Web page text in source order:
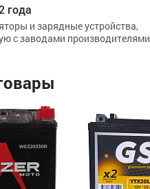
года
и зарядные устройства,
с заводами производителями